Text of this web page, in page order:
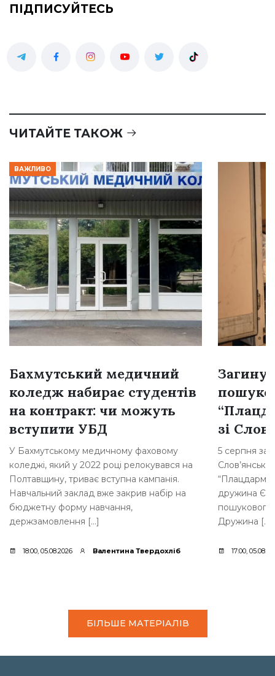
ПІДПИСУЙТЕСЬ
ЧИТАЙТЕ ТАКОЖ
ВАЖЛИВО
Бахмутський медичний
коледж набирає студентів
на контракт: чи можуть
вступити УБД
У Бахмутському медичному фаховому
коледжі, який у 2022 році релокувався на
Полтавщину, триває вступна кампанія.
Навчальний заклад вже закрив набір на
бюджетну форму навчання,
держзамовлення […]
18:00, 05.08.2026 Валентина Твердохліб
зі
5 серпня
дружина
пошукового
Дружина […]
17:00,
БІЛЬШЕ МАТЕРІАЛІВ